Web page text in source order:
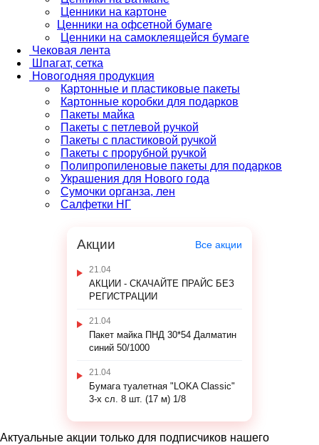
Ценники на картоне
Ценники на офсетной бумаге
Ценники на самоклеящейся бумаге
Чековая лента
Шпагат, сетка
Новогодняя продукция
Картонные и пластиковые пакеты
Картонные коробки для подарков
Пакеты майка
Пакеты с петлевой ручкой
Пакеты с пластиковой ручкой
Пакеты с прорубной ручкой
Полипропиленовые пакеты для подарков
Украшения для Нового года
Сумочки органза, лен
Салфетки НГ
Акции Все акции
21.04
АКЦИИ - СКАЧАЙТЕ ПРАЙС БЕЗ
РЕГИСТРАЦИИ
21.04
Пакет майка ПНД 30*54 Далматин
синий 50/1000
21.04
Бумага туалетная "LOKA Classic"
3-х сл. 8 шт. (17 м) 1/8
Актуальные акции только для подписчиков нашего